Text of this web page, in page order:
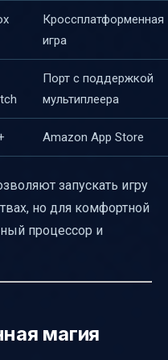
Кроссплатформенная
игра
Порт с поддержкой
мультиплеера
Amazon App Store
запускать игру
но для комфортной
процессор и
магия